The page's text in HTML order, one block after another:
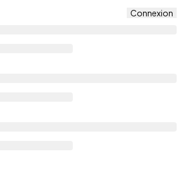
Connexion